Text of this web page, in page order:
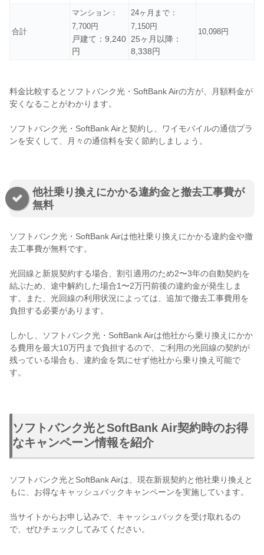
合計
マンション：
7,700円
戸建て：9,240
円
24ヶ月まで：
7,150円
25ヶ月以降：
8,338円
10,098円
料金比較するとソフトバンク光・SoftBank Airの方が、月額料金が
安くなることがわかります。
ソフトバンク光・SoftBank Airと契約し、ワイモバイルの通信プラ
ンを安くして、月々の通信料を安く節約しましょう。
他社乗り換えにかかる違約金と撤去工事費が
無料
ソフトバンク光・SoftBank Airは他社乗り換えにかかる違約金や撤
去工事費が無料です。
光回線と新規契約する場合、割引適用のため2〜3年の自動契約を
結ぶため、途中解約した場合1〜2万円前後の違約金が発生しま
す。また、光回線の利用状況によっては、追加で撤去工事費用を
負担する必要があります。
しかし、ソフトバンク光・SoftBank Airは他社から乗り換えにかか
る費用を最大10万円まで負担するので、ご利用の光回線の契約が
残っている場合も、違約金を気にせず他社から乗り換え可能で
す。
ソフトバンク光とSoftBank Air契約時のお得
なキャンペーン情報を紹介
ソフトバンク光とSoftBank Airは、現在新規契約と他社乗り換えと
もに、お得なキャッシュバックキャンペーンを実施しています。
当サイトからお申し込みで、キャッシュバックを受け取れるの
で、ぜひチェックしてみてください。